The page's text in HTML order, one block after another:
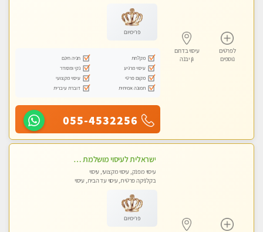
לפרטים
נוספים
עיסוי בדרום
גן יבנה
טנטרה
פרימיום
מקלחת
חניה חינם
עיסוי מרגיע
נקי ומסודר
מקום פרטי
עיסוי מקצועי
תמונה אמיתית
דוברת עיברית
055-4532256
ישראלית לעיסוי מושלמת לעיסוי מושלם ואיכותי במיוחד !
עיסוי מפנק, עיסוי מקצועי, עיסוי
בקלניקה פרטית, עיסוי עד הבית, עיסוי
פרימיום